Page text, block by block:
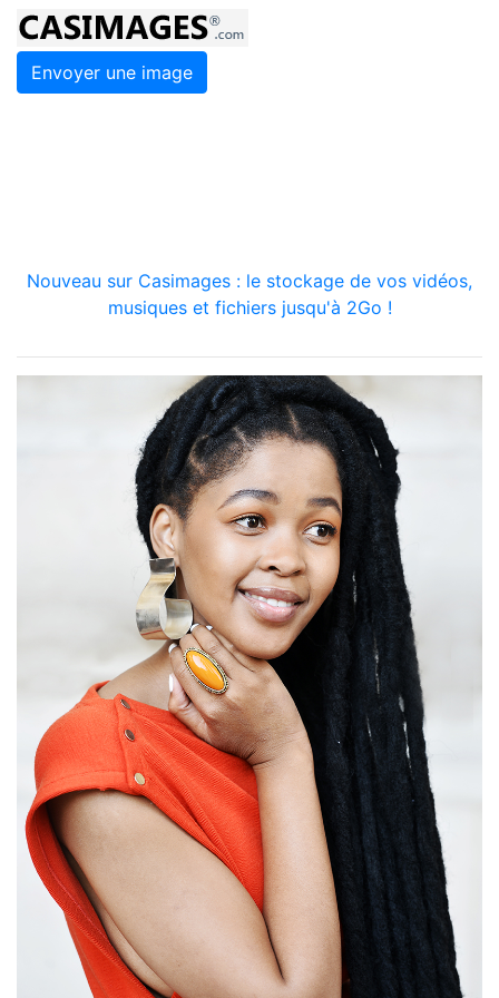
Envoyer une image
Nouveau sur Casimages : le stockage de vos vidéos,
musiques et fichiers jusqu'à 2Go !